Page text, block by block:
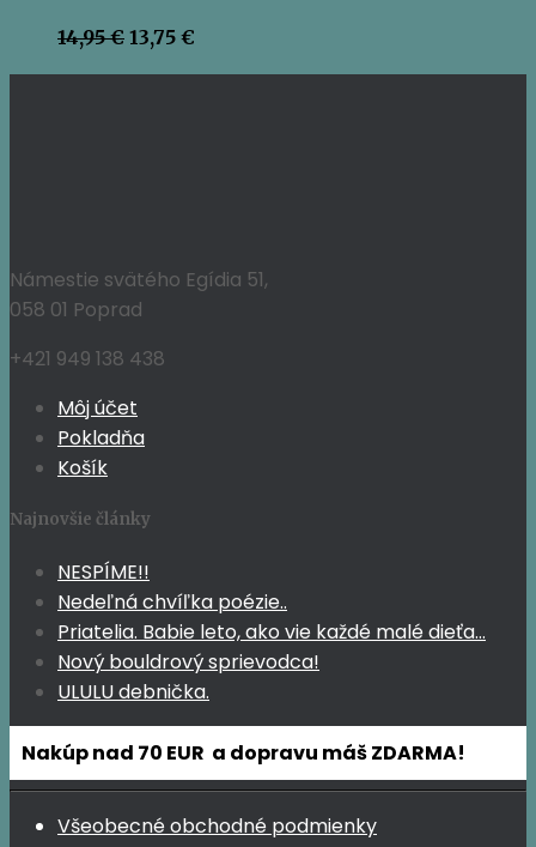
14,95€ Pôvodná
13,75 €
Námestie svätého Egídia 51,
058 01 Poprad
+421 949 138 438
Môj účet
Pokladňa
Košík
Najnovšie články
NESPÍME!!
Nedeľná chvíľka poézie..
Priatelia. Babie leto, ako vie každé malé dieťa…
Nový bouldrový sprievodca!
ULULU debnička.
Nakúp nad 70 EUR a dopravu máš ZDARMA!
Všeobecné obchodné podmienky